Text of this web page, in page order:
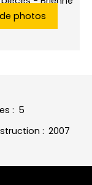
photos
: 5
: 2007